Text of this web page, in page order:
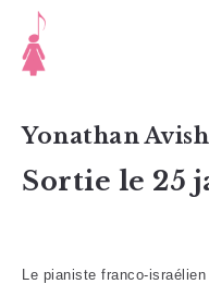
Yonathan
Sortie le 25
Le pianiste franco-